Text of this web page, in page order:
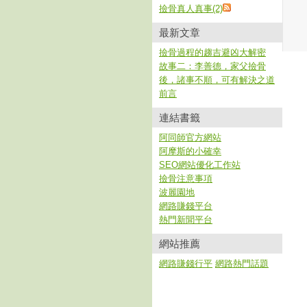
撿骨真人真事(2)
最新文章
撿骨過程的趨吉避凶大解密
故事二：李善德，家父撿骨
後，諸事不順，可有解決之道
前言
連結書籤
阿同師官方網站
阿摩斯的小確幸
SEO網站優化工作站
撿骨注意事項
波麗園地
網路賺錢平台
熱門新聞平台
網站推薦
網路賺錢行平 網路熱門話題